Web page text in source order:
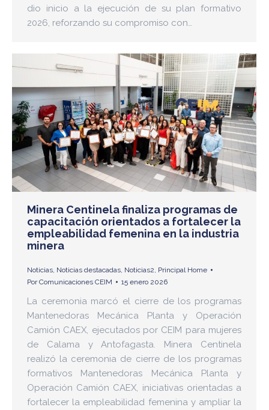
dio inicio a la ejecución de su plan formativo
2026, reforzando su compromiso con…
Minera Centinela finaliza programas de
capacitación orientados a fortalecer la
empleabilidad femenina en la industria
minera
Noticias, Noticias destacadas, Noticias2, Principal Home
PorComunicaciones CEIM 15 enero 2026
La ceremonia marcó el cierre de los programas
Mantenedoras Mecánica Planta y Operación
Camión CAEX, ejecutados por CEIM para mujeres
de Calama y Antofagasta. Minera Centinela
realizó la ceremonia de cierre de los programas
formativos Mantenedoras Mecánica Planta y
Operación Camión CAEX, iniciativas orientadas a
fortalecer la empleabilidad femenina y ampliar la